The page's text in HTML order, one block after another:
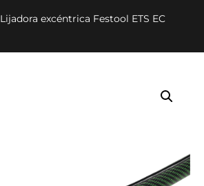
Lijadora excéntrica Festool ETS EC